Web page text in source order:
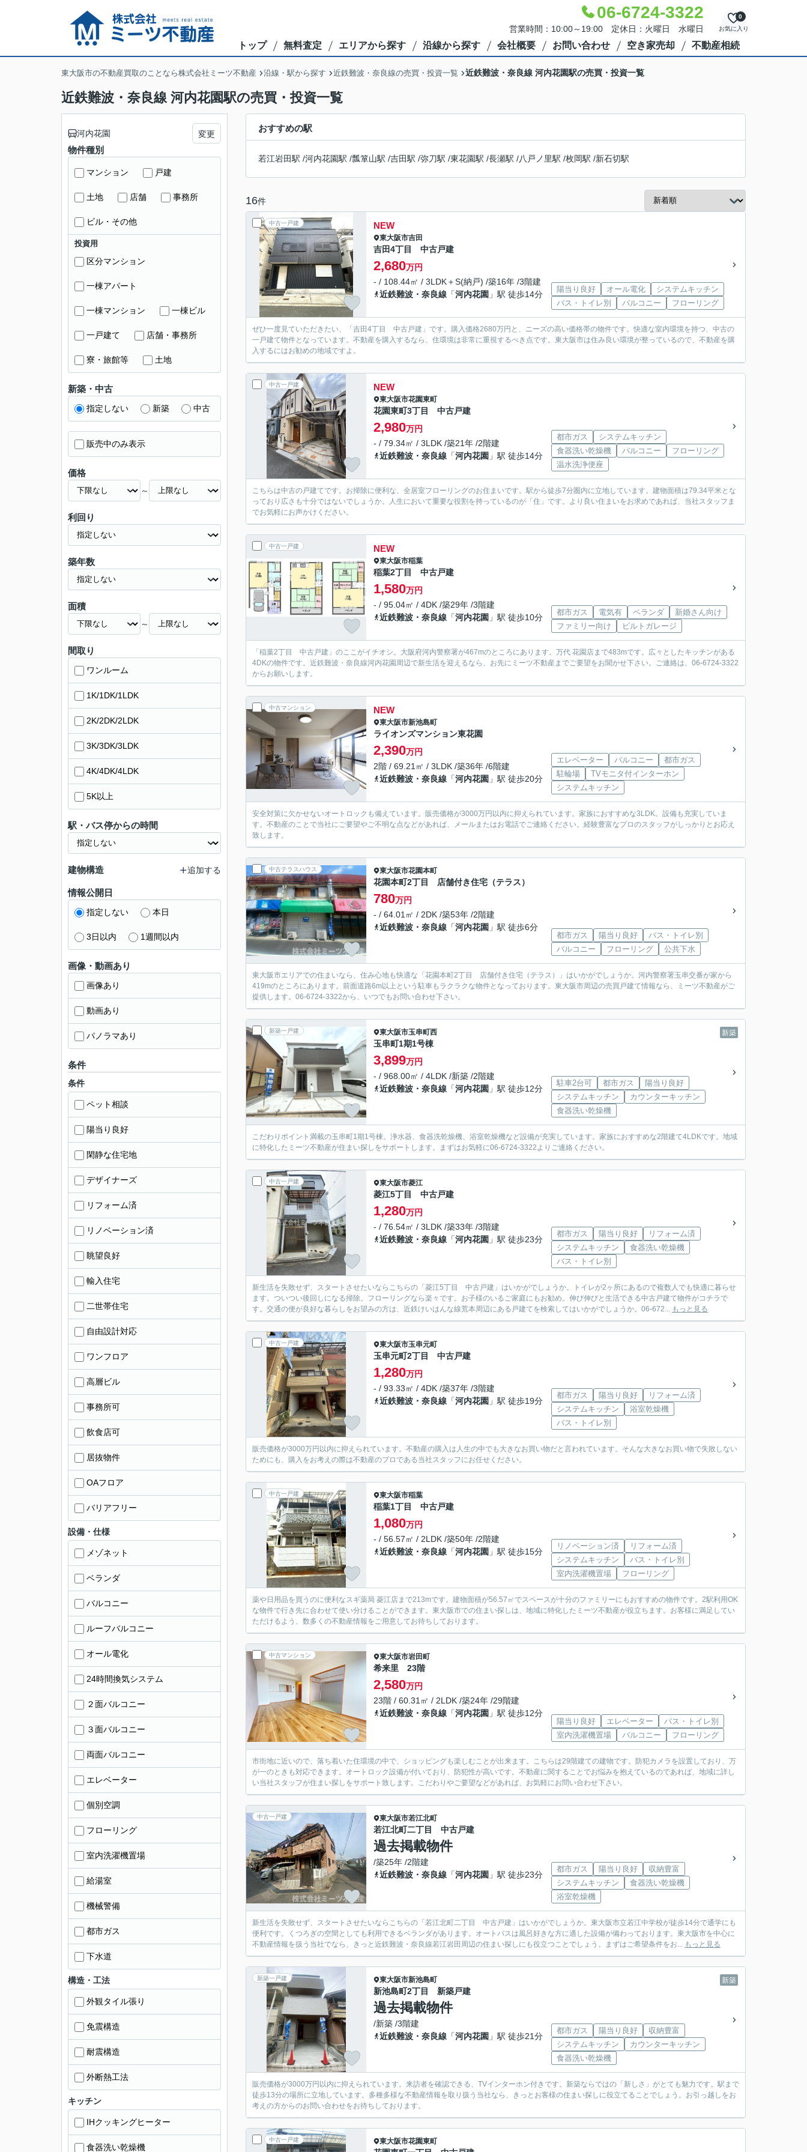
06-6724-3322
営業時間：10:00～19:00 定休日：火曜日 水曜日 お気に入り
0
トップ 無料査定 エリアから探す 沿線から探す 会社概要 お問い合わせ 空き家売却 不動産相続
東大阪市の不動産買取のことなら株式会社ミーツ不動産 沿線・駅から探す 近鉄難波・奈良線の売買・投資一覧 近鉄難波・奈良線 河内花園駅の売買・投資一覧
近鉄難波・奈良線 河内花園駅の売買・投資一覧
おすすめの駅
若江岩田駅 /河内花園駅 /瓢箪山駅 /吉田駅 /弥刀駅 /東花園駅 /長瀬駅 /八戸ノ里駅 /枚岡駅 /新石切駅
16件
中古一戸建 NEW
東大阪市吉田
吉田4丁目 中古戸建
2,680万円
- / 108.44㎡ / 3LDK＋S(納戸) /築16年 /3階建
近鉄難波・奈良線 「河内花園 」駅 徒歩14分
陽当り良好 オール電化
システムキッチン
バス・トイレ別
バルコニー フローリング
ぜひ一度見ていただきたい、「吉田4丁目 中古戸建」です。購入価格2680万円と、ニーズの高い価格帯の物件です。快適な室内環境を持つ、中古の
一戸建て物件となっています。不動産を購入するなら、住環境は非常に重視するべき点です。東大阪市は住み良い環境が整っているので、不動産を購
入するにはお勧めの地域ですよ。
中古一戸建 NEW
東大阪市花園東町
花園東町3丁目 中古戸建
2,980万円
- / 79.34㎡ / 3LDK /築21年 /2階建
近鉄難波・奈良線 「河内花園 」駅 徒歩14分
都市ガス
システムキッチン
食器洗い乾燥機
バルコニー
フローリング
温水洗浄便座
こちらは中古の戸建てです。お掃除に便利な、全居室フローリングのお住まいです。駅から徒歩7分圏内に立地しています。建物面積は79.34平米とな
っており広さも十分ではないでしょうか。人生において重要な役割を持っているのが「住」です。より良い住まいをお求めであれば、当社スタッフま
でお気軽にお声かけください。
中古一戸建 NEW
東大阪市稲葉
稲葉2丁目 中古戸建
1,580万円
- / 95.04㎡ / 4DK /築29年 /3階建
近鉄難波・奈良線 「河内花園 」駅 徒歩10分
都市ガス 電気有 ベランダ
新婚さん向け
ファミリー向け
ビルトガレージ
「稲葉2丁目 中古戸建」のここがイチオシ。大阪府河内警察署が467mのところにあります。万代 花園店まで483mです。広々としたキッチンがある
4DKの物件です。近鉄難波・奈良線河内花園周辺で新生活を迎えるなら、お先にミーツ不動産までご要望をお聞かせ下さい。ご連絡は、06-6724-3322
からお願いします。
中古マンション NEW
東大阪市新池島町
ライオンズマンション東花園
2,390万円
2階 / 69.21㎡ / 3LDK /築36年 /6階建
近鉄難波・奈良線 「河内花園 」駅 徒歩20分
エレベーター バルコニー
都市ガス
駐輪場
TVモニタ付インターホン
システムキッチン
安全対策に欠かせないオートロックも備えています。販売価格が3000万円以内に抑えられています。家族におすすめな3LDK。設備も充実していま
す。不動産のことで当社にご要望やご不明な点などがあれば、メールまたはお電話でご連絡ください。経験豊富なプロのスタッフがしっかりとお応え
致します。
中古テラスハウス 東大阪市花園本町
花園本町2丁目 店舗付き住宅（テラス）
780万円
- / 64.01㎡ / 2DK /築53年 /2階建
近鉄難波・奈良線 「河内花園 」駅 徒歩6分
都市ガス 陽当り良好
バス・トイレ別
バルコニー
フローリング 公共下水
東大阪市エリアでの住まいなら、住み心地も快適な「花園本町2丁目 店舗付き住宅（テラス）」はいかがでしょうか。河内警察署玉串交番が家から
419mのところにあります。前面道路6m以上という駐車もラクラクな物件となっております。東大阪市周辺の売買戸建て情報なら、ミーツ不動産がご
提供します。06-6724-3322から、いつでもお問い合わせ下さい。
新築一戸建 新築
東大阪市玉串町西
玉串町1期1号棟
3,899万円
- / 968.00㎡ / 4LDK /新築 /2階建
近鉄難波・奈良線 「河内花園 」駅 徒歩12分
駐車2台可 都市ガス
陽当り良好
システムキッチン
カウンターキッチン
食器洗い乾燥機
こだわりポイント満載の玉串町1期1号棟。浄水器、食器洗乾燥機、浴室乾燥機など設備が充実しています。家族におすすめな2階建て4LDKです。地域
に特化したミーツ不動産が住まい探しをサポートします。まずはお気軽に06-6724-3322よりご連絡ください。
中古一戸建 東大阪市菱江
菱江5丁目 中古戸建
1,280万円
- / 76.54㎡ / 3LDK /築33年 /3階建
近鉄難波・奈良線 「河内花園 」駅 徒歩23分
都市ガス 陽当り良好
リフォーム済
システムキッチン
食器洗い乾燥機
バス・トイレ別
新生活を失敗せず、スタートさせたいならこちらの「菱江5丁目 中古戸建」はいかがでしょうか。トイレが2ヶ所にあるので複数人でも快適に暮らせ
ます。ついつい後回しになる掃除。フローリングなら楽々です。お子様のいるご家庭にもお勧め。伸び伸びと生活できる中古戸建て物件がコチラで
す。交通の便が良好な暮らしをお望みの方は、近鉄けいはんな線荒本周辺にある戸建てを検索してはいかがでしょうか。06-672... もっと見る
中古一戸建 東大阪市玉串元町
玉串元町2丁目 中古戸建
1,280万円
- / 93.33㎡ / 4DK /築37年 /3階建
近鉄難波・奈良線 「河内花園 」駅 徒歩19分
都市ガス 陽当り良好
リフォーム済
システムキッチン
浴室乾燥機
バス・トイレ別
販売価格が3000万円以内に抑えられています。不動産の購入は人生の中でも大きなお買い物だと言われています。そんな大きなお買い物で失敗しない
ためにも、購入をお考えの際は不動産のプロである当社スタッフにお任せください。
中古一戸建 東大阪市稲葉
稲葉1丁目 中古戸建
1,080万円
- / 56.57㎡ / 2LDK /築50年 /2階建
近鉄難波・奈良線 「河内花園 」駅 徒歩15分
リノベーション済
リフォーム済
システムキッチン
バス・トイレ別
室内洗濯機置場
フローリング
薬や日用品を買うのに便利なスギ薬局 菱江店まで213mです。建物面積が56.57㎡でスペースが十分のファミリーにもおすすめの物件です。2駅利用OK
な物件で行き先に合わせて使い分けることができます。東大阪市での住まい探しは、地域に特化したミーツ不動産が役立ちます。お客様に満足してい
ただけるよう、数多くの不動産情報をご用意してお待ちしております。
中古マンション 東大阪市岩田町
希来里 23階
2,580万円
23階 / 60.31㎡ / 2LDK /築24年 /29階建
近鉄難波・奈良線 「河内花園 」駅 徒歩12分
陽当り良好 エレベーター
バス・トイレ別
室内洗濯機置場
バルコニー フローリング
市街地に近いので、落ち着いた住環境の中で、ショッピングも楽しむことが出来ます。こちらは29階建ての建物です。防犯カメラを設置しており、万
が一のときも対応できます。オートロック設備が付いており、防犯性が高いです。不動産に関することでお悩みを抱えているのであれば、地域に詳し
い当社スタッフが住まい探しをサポート致します。こだわりやご要望などがあれば、お気軽にお問い合わせ下さい。
中古一戸建 東大阪市若江北町
若江北町二丁目 中古戸建
過去掲載物件
/築25年 /2階建
近鉄難波・奈良線 「河内花園 」駅 徒歩23分
都市ガス 陽当り良好
収納豊富
システムキッチン
食器洗い乾燥機
浴室乾燥機
新生活を失敗せず、スタートさせたいならこちらの「若江北町二丁目 中古戸建」はいかがでしょうか。東大阪市立若江中学校が徒歩14分で通学にも
便利です。くつろぎの空間としても利用できるベランダがあります。オートバスは風呂好きな方に適した設備が備わっております。東大阪市を中心に
不動産情報を扱う当社でなら、きっと近鉄難波・奈良線若江岩田周辺の住まい探しにも役立つことでしょう。まずはご希望条件をお... もっと見る
新築一戸建 新築
東大阪市新池島町
新池島町2丁目 新築戸建
過去掲載物件
/新築 /3階建
近鉄難波・奈良線 「河内花園 」駅 徒歩21分
都市ガス 陽当り良好
収納豊富
システムキッチン
カウンターキッチン
食器洗い乾燥機
販売価格が3000万円以内に抑えられています。来訪者を確認できる、TVインターホン付きです。新築ならではの「新しさ」がとても魅力です。駅まで
徒歩13分の場所に立地しています。多種多様な不動産情報を取り扱う当社なら、きっとお客様の住まい探しに役立てることでしょう。お引っ越しをお
考えの方からのお問い合わせをお待ちしております。
中古一戸建 東大阪市花園東町
河内花園 変更
物件種別
マンション 戸建
土地 店舗 事務所
ビル・その他
投資用
区分マンション
一棟アパート
一棟マンション 一棟ビル
一戸建て 店舗・事務所
寮・旅館等 土地
新築・中古
指定しない 新築 中古
販売中のみ表示
価格
～
利回り
築年数
面積
～
間取り
ワンルーム
1K/1DK/1LDK
2K/2DK/2LDK
3K/3DK/3LDK
4K/4DK/4LDK
5K以上
駅・バス停からの時間
建物構造 追加する
情報公開日
指定しない 本日
3日以内 1週間以内
画像・動画あり
画像あり
動画あり
パノラマあり
条件
条件
ペット相談
陽当り良好
閑静な住宅地
デザイナーズ
リフォーム済
リノベーション済
眺望良好
輸入住宅
二世帯住宅
自由設計対応
ワンフロア
高層ビル
事務所可
飲食店可
居抜物件
OAフロア
バリアフリー
設備・仕様
メゾネット
ベランダ
バルコニー
ルーフバルコニー
オール電化
24時間換気システム
２面バルコニー
３面バルコニー
両面バルコニー
エレベーター
個別空調
フローリング
室内洗濯機置場
給湯室
機械警備
都市ガス
下水道
構造・工法
外観タイル張り
免震構造
耐震構造
外断熱工法
キッチン
IHクッキングヒーター
食器洗い乾燥機